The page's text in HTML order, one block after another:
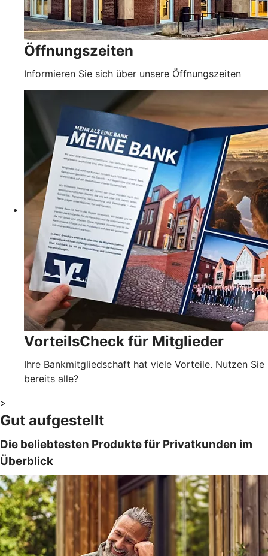
Öffnungszeiten
Informieren Sie sich über unsere Öffnungszeiten
VorteilsCheck für Mitglieder
Ihre Bankmitgliedschaft hat viele Vorteile. Nutzen Sie
bereits alle?
>
Gut aufgestellt
Die beliebtesten Produkte für Privatkunden im
Überblick